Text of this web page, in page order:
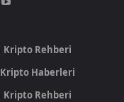
Kripto Rehberi
Kripto Haberleri
Kripto Rehberi